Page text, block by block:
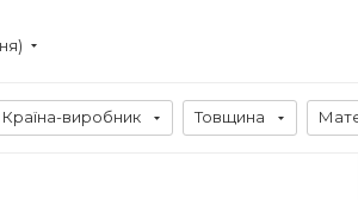
Країна-виробник Товщина